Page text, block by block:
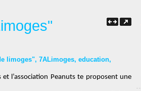
limoges", 7ALimoges, education,
et l’association Peanuts te proposent une